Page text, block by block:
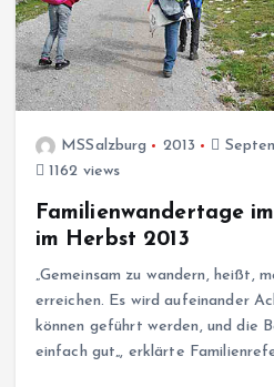
MSSalzburg 2013
1162 views
Familienwandertage
im Herbst 2013
„Gemeinsam zu wandern, heißt,
erreichen. Es wird aufeinander
können geführt werden, und die
einfach gut„, erklärte